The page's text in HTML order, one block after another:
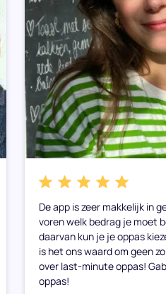
De app is zeer makkelijk in
voren welk bedrag je moet
daarvan kun je je oppas
is het ons waard om geen
over last-minute oppas!
oppas!